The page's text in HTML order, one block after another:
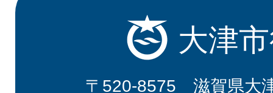
大津
〒520-8575 滋賀県大